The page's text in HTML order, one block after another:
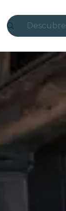
Descubre